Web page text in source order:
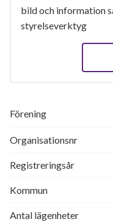
bild och information
styrelseverktyg
Förening
Organisationsnr
Registreringsår
Kommun
Antal lägenheter